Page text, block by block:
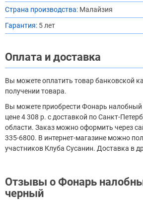
Страна производства: Малайзия
Гарантия: 5 лет
Оплата и доставка
Вы можете оплатить товар банковской
получении товара.
Вы можете приобрести Фонарь налобный
цене 4 308 р. с доставкой по Санкт-
области. Заказ можно оформить через
335-6800. В интернет-магазине можно
участников Клуба Сусанин. Доставка в
Отзывы о Фонарь
черный